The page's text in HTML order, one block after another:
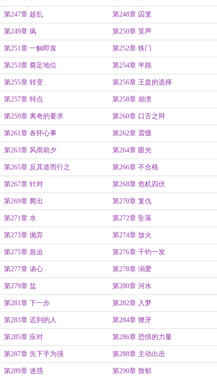
第247章 趁乱 第248章 囚笼
第249章 疯 第250章 笑声
第251章 一触即发 第252章 铁门
第253章 奠定地位 第254章 半路
第255章 转变 第256章 王盘的选择
第257章 特点 第258章 崩溃
第259章 离奇的要求 第260章 口舌之辩
第261章 各怀心事 第262章 震慑
第263章 风雨前夕 第264章 眼光
第265章 反其道而行之 第266章 不合格
第267章 针对 第268章 危机四伏
第269章 爬出 第270章 复仇
第271章 水 第272章 坠落
第273章 抛弃 第274章 放火
第275章 急迫 第276章 千钧一发
第277章 谈心 第278章 溺爱
第279章 盐 第280章 河水
第281章 下一步 第282章 入梦
第283章 迟到的人 第284章 獠牙
第285章 应对 第286章 恐惧的力量
第287章 先下手为强 第288章 主动出击
第289章 迷惑 第290章 致郁